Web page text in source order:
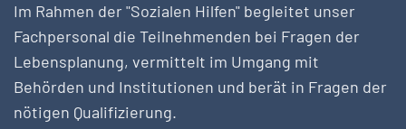
Im Rahmen der "Sozialen Hilfen" begleitet unser
Fachpersonal die Teilnehmenden bei Fragen der
Lebensplanung, vermittelt im Umgang mit
Behörden und Institutionen und berät in Fragen der
nötigen Qualifizierung.